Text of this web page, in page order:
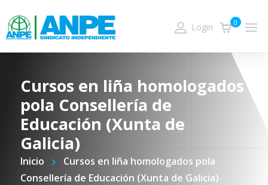
0
Login
Cursos en liña homologados
pola Consellería de
Educación (Xunta de
Galicia)
Inicio
Cursos en liña homologados pola
Consellería de Educación (Xunta de Galicia)